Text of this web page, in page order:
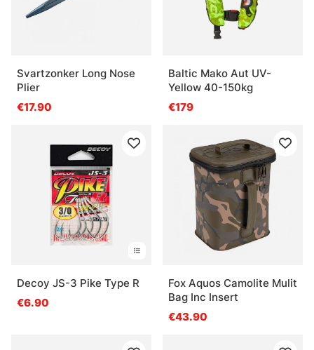
Svartzonker Long Nose
Plier
€17.90
Baltic Mako Aut UV-
Yellow 40-150kg
€179
Decoy JS-3 Pike Type R
€6.90
Fox Aquos Camolite Mulit
Bag Inc Insert
€43.90